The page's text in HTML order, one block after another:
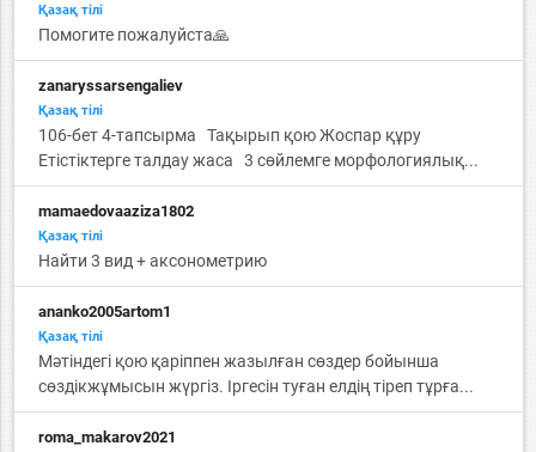
Қазақ тiлi
Помогите пожалуйста🙏
zanaryssarsengaliev
Қазақ тiлi
106-бет 4-тапсырма Тақырып қою Жоспар құру
Етістіктерге талдау жаса 3 сөйлемге морфологиялық...
mamaedovaaziza1802
Қазақ тiлi
Найти 3 вид + аксонометрию
ananko2005artom1
Қазақ тiлi
Мәтіндегі қою қаріппен жазылған сөздер бойынша
сөздікжұмысын жүргіз. Іргесін туған елдің тіреп тұрға...
roma_makarov2021